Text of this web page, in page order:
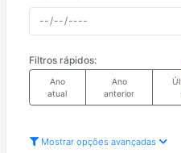
Filtros rápidos:
Ano
atual
Ano
anterior
Mostrar opções avançadas